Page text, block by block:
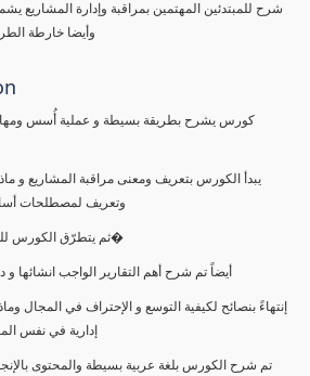
شرح للمبتدئين المهتمين بمراقبة وإدارة المشاريع
وأيضا خارطة
كورس يشرح بطريقة بسيطة و عملية أُسس ومهام
يبدأ الكورس بتعريف ومعنى مراقبة المشاريع و
وتعريف لمصطلحات
ثم يتطرّق الكورس للجزء الأساسي و هوا شرح لمها�
أيضاً تم شرح أهم التقارير الواجب انشائها و
إنتهاءً بنصائح لكيفية التوسع و الإحتراف في المجال
إدارية في نفس
تم شرح الكورس بلغة عربية بسيطة والمحتوى